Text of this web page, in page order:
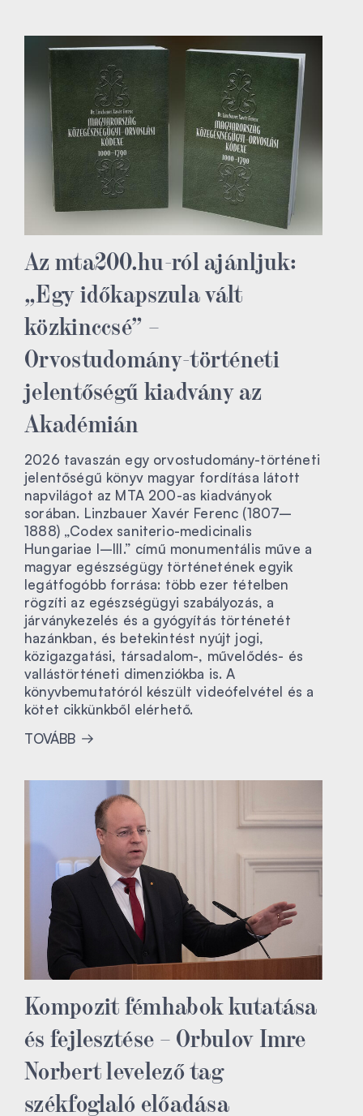
Az mta200.hu-ról ajánljuk:
„Egy időkapszula vált
közkinccsé” –
Orvostudomány-történeti
jelentőségű kiadvány az
Akadémián
2026 tavaszán egy orvostudomány-történeti
jelentőségű könyv magyar fordítása látott
napvilágot az MTA 200-as kiadványok
sorában. Linzbauer Xavér Ferenc (1807–
1888) „Codex saniterio-medicinalis
Hungariae I–III.” című monumentális műve a
magyar egészségügy történetének egyik
legátfogóbb forrása: több ezer tételben
rögzíti az egészségügyi szabályozás, a
járványkezelés és a gyógyítás történetét
hazánkban, és betekintést nyújt jogi,
közigazgatási, társadalom-, művelődés- és
vallástörténeti dimenziókba is. A
könyvbemutatóról készült videófelvétel és a
kötet cikkünkből elérhető.
TOVÁBB
Kompozit fémhabok kutatása
és fejlesztése – Orbulov Imre
Norbert levelező tag
székfoglaló előadása